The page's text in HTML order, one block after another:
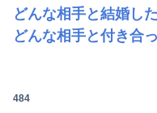
どんな相手と結婚し
どんな相手と付き合
484